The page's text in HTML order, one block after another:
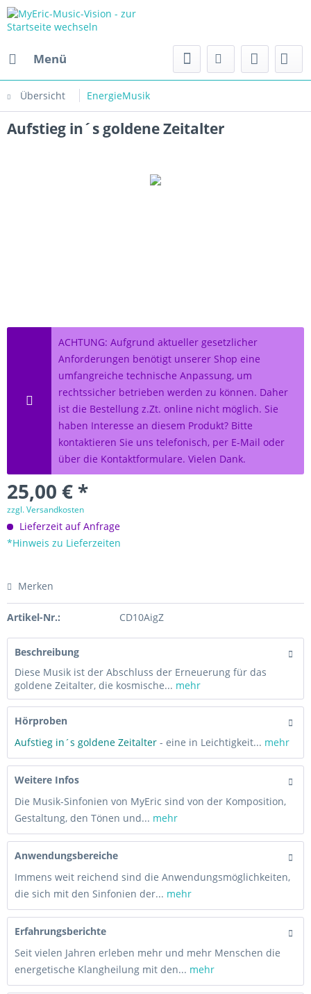
Menü
Übersicht EnergieMusik
Aufstieg in´s goldene Zeitalter
ACHTUNG: Aufgrund aktueller gesetzlicher
Anforderungen benötigt unserer Shop eine
umfangreiche technische Anpassung, um
rechtssicher betrieben werden zu können. Daher
ist die Bestellung z.Zt. online nicht möglich. Sie
haben Interesse an diesem Produkt? Bitte
kontaktieren Sie uns telefonisch, per E-Mail oder
über die Kontaktformulare. Vielen Dank.
25,00 € *
zzgl. Versandkosten
Lieferzeit auf Anfrage
*Hinweis zu Lieferzeiten
Merken
Artikel-Nr.: CD10AigZ
Beschreibung
Diese Musik ist der Abschluss der Erneuerung für das
goldene Zeitalter, die kosmische... mehr
Hörproben
Aufstieg in´s goldene Zeitalter - eine in Leichtigkeit... mehr
Weitere Infos
Die Musik-Sinfonien von MyEric sind von der Komposition,
Gestaltung, den Tönen und... mehr
Anwendungsbereiche
Immens weit reichend sind die Anwendungsmöglichkeiten,
die sich mit den Sinfonien der... mehr
Erfahrungsberichte
Seit vielen Jahren erleben mehr und mehr Menschen die
energetische Klangheilung mit den... mehr